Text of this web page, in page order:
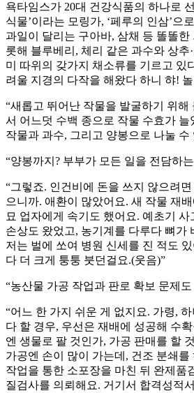
욕타임스가 20대 건강식품의 하나로
식물’이라는 모링가, ‘페루의 인삼’으
과일이 달리는 구아바, 삼채 등 똘똘한
롯해 블루베리, 체리 같은 과수와 상추·
미 따위의 갖가지 채소류를 기르고 있
려울 지경의 다작을 해왔다 하니 햐!
“새롭고 뛰어난 작물을 발굴하기 위해
서 어느덧 수백 종으로 작물 수효가 늘
작물과 과수, 그리고 양봉으로 나눌 수
“양봉까지? 부부가 모든 일을 전담하
“그렇죠. 인건비에 돈을 쓰지 않으려
으니까. 애환이 많았어요. 새 작물 재
묘 업자에게 속기도 했어요. 예초기 사
손상도 왔었고, 농기계를 다루다 뼈가
저는 벌에 쏘여 병원 신세를 진 적도
다 더 크게 퉁퉁 붓던걸요.(웃음)”
“농산물 가공 작업과 판로 확보 문제도
“어느 한 가지 쉬운 게 없지요. 가령,
다 할 경우, 우선은 재배에 성공해 수
엔 생물로 팔 것인가, 가공 판매를 할
가공엔 손이 많이 가는데, 건조 분쇄를
작업을 통한 소포장을 마친 뒤 완제품
질검사를 의뢰해요. 거기서 합격성적